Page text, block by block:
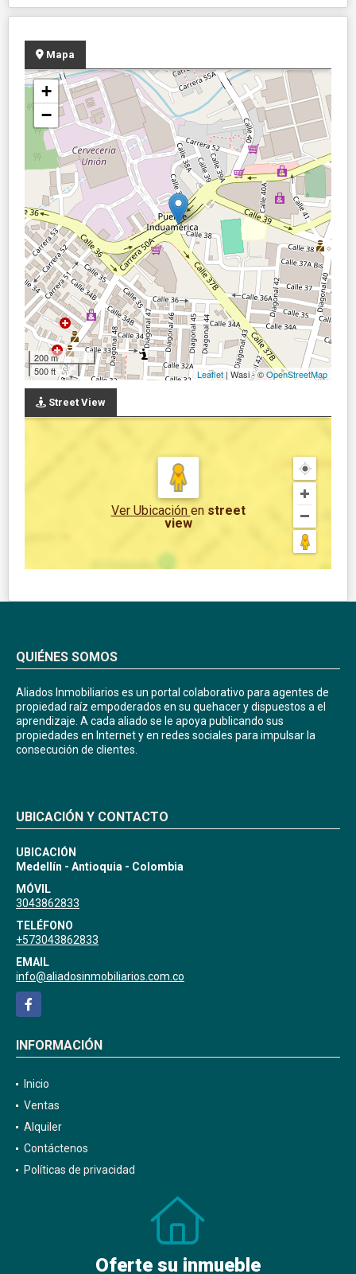
Mapa
+
−
200 m
500 ft
Leaflet | Wasi - ©OpenStreetMap
Street View
Ver Ubicación en street
view
QUIÉNES SOMOS
Aliados Inmobiliarios es un portal colaborativo para agentes de
propiedad raíz empoderados en su quehacer y dispuestos a el
aprendizaje. A cada aliado se le apoya publicando sus
propiedades en Internet y en redes sociales para impulsar la
consecución de clientes.
UBICACIÓN Y CONTACTO
UBICACIÓN
Medellín - Antioquia - Colombia
MÓVIL
3043862833
TELÉFONO
+573043862833
EMAIL
info@aliadosinmobiliarios.com.co
Facebook
INFORMACIÓN
Inicio
Ventas
Alquiler
Contáctenos
Políticas de privacidad
Oferte su inmueble